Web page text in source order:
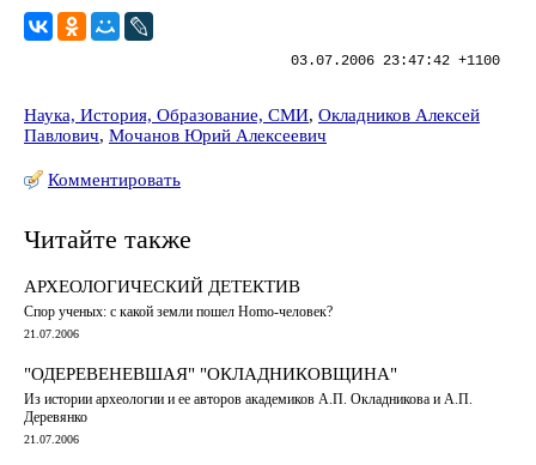
03.07.2006 23:47:42 +1100
Наука, История, Образование, СМИ, Окладников Алексей
Павлович, Мочанов Юрий Алексеевич
Комментировать
Читайте также
АРХЕОЛОГИЧЕСКИЙ ДЕТЕКТИВ
Спор ученых: с какой земли пошел Homo-человек?
21.07.2006
"ОДЕРЕВЕНЕВШАЯ" "ОКЛАДНИКОВЩИНА"
Из истории археологии и ее авторов академиков А.П. Окладникова и А.П.
Деревянко
21.07.2006